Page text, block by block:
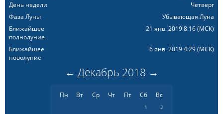
День недели
Четверг
Фаза Луны
Убывающая Луна
Ближайшее
полнолуние
21 янв. 2019 8:16(МСК)
Ближайшее
новолуние
6 янв. 2019 4:29(МСК)
← Декабрь 2018 →
Пн Вт Ср Чт Пт Сб Вс
1
2